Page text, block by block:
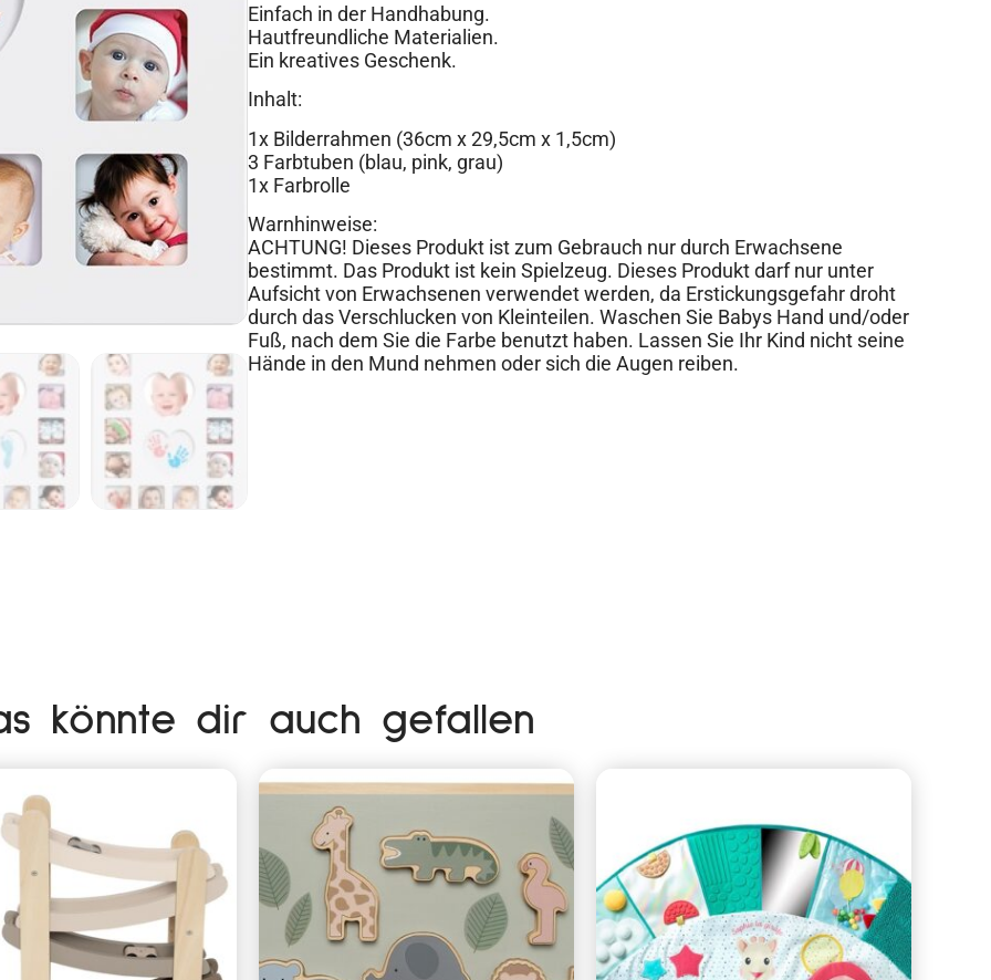
Einfach in der Handhabung.
Hautfreundliche Materialien.
Ein kreatives Geschenk.
Inhalt:
1x Bilderrahmen (36cm x 29,5cm x 1,5cm)
3 Farbtuben (blau, pink, grau)
1x Farbrolle
Warnhinweise:
ACHTUNG! Dieses Produkt ist zum Gebrauch nur durch Erwachsene
bestimmt. Das Produkt ist kein Spielzeug. Dieses Produkt darf nur unter
Aufsicht von Erwachsenen verwendet werden, da Erstickungsgefahr droht
durch das Verschlucken von Kleinteilen. Waschen Sie Babys Hand und/oder
Fuß, nach dem Sie die Farbe benutzt haben. Lassen Sie Ihr Kind nicht seine
Hände in den Mund nehmen oder sich die Augen reiben.
könnte dir auch gefallen